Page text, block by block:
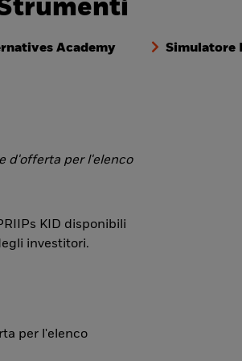
Academy Simulatore
d'offerta per l'elenco
KID disponibili
investitori.
per l'elenco